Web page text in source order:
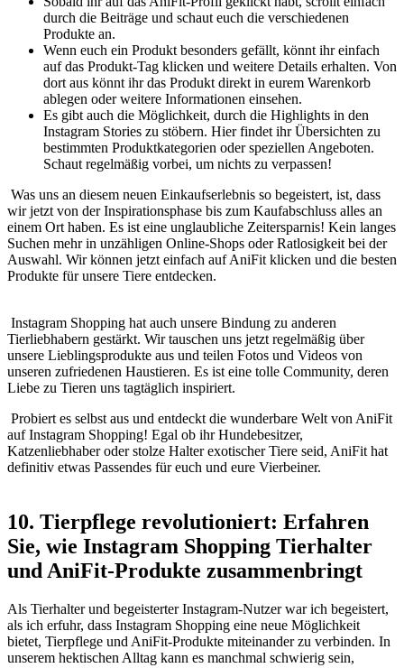
durch die Beiträge ‍und ​schaut ⁢euch⁢ die verschiedenen
Produkte ⁣an.
Wenn euch ein Produkt besonders gefällt, könnt⁤ ihr ⁢einfach
auf das Produkt-Tag klicken und weitere‍ Details⁣ erhalten. Von
dort‍ aus könnt ihr das Produkt direkt in eurem Warenkorb
ablegen oder weitere ‍Informationen einsehen.
Es ⁣gibt auch⁢ die ​Möglichkeit, ⁣durch die Highlights in den
⁤Instagram ⁤Stories zu stöbern. Hier⁢ findet ihr Übersichten zu
bestimmten Produktkategorien oder speziellen ‌Angeboten.
Schaut regelmäßig vorbei, um ⁣nichts ⁤zu verpassen!
⁤⁣ ⁢Was uns an ⁢diesem neuen⁢ Einkaufserlebnis⁢ so begeistert,‌ ist, dass⁤
wir jetzt‍ von​ der Inspirationsphase ⁢bis zum Kaufabschluss alles an
⁢einem Ort haben. Es ist eine unglaubliche‌ Zeitersparnis!‍ Kein langes
Suchen mehr in⁤ unzähligen Online-Shops ‌oder‌ Ratlosigkeit bei der‌
Auswahl.​ Wir können⁤ jetzt einfach auf AniFit ‍klicken und die besten
Produkte für ⁢unsere Tiere entdecken.
⁤ Instagram⁤ Shopping ⁣hat auch unsere ⁤Bindung zu anderen
‌Tierliebhabern gestärkt. Wir ‍tauschen ‌uns jetzt regelmäßig über
unsere​ Lieblingsprodukte aus und teilen Fotos und‌ Videos von
unseren ⁤zufriedenen Haustieren. Es ist eine tolle ‍Community, deren
Liebe⁤ zu Tieren uns ‌tagtäglich inspiriert.
⁤ Probiert es selbst aus ⁣und ⁤entdeckt‌ die wunderbare‍ Welt ‍von AniFit
⁢auf Instagram Shopping! Egal ​ob ihr‌ Hundebesitzer,⁣
Katzenliebhaber oder stolze Halter exotischer Tiere seid, ⁤AniFit hat
⁤definitiv​ etwas Passendes‌ für euch und eure Vierbeiner.
10. Tierpflege revolutioniert:⁤ Erfahren ​
Sie, wie ⁤Instagram Shopping Tierhalter
und AniFit-Produkte zusammenbringt
Als Tierhalter und begeisterter ​Instagram-Nutzer war ich begeistert,
als‍ ich erfuhr, dass Instagram Shopping ‍eine⁣ neue ⁣Möglichkeit
bietet, Tierpflege und AniFit-Produkte miteinander zu verbinden. In
⁢unserem hektischen Alltag⁤ kann es manchmal ⁣schwierig sein,